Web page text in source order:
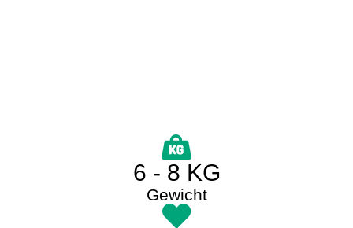
6 - 8 KG
Gewicht